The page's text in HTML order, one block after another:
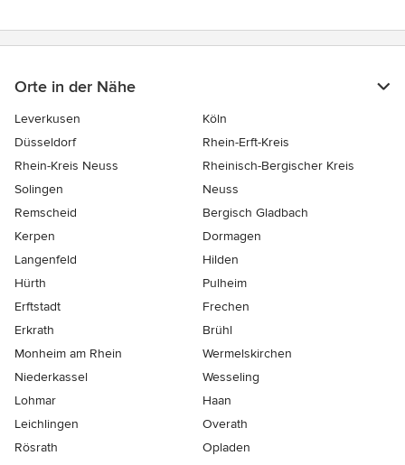
Orte in der Nähe
Leverkusen
Köln
Düsseldorf
Rhein-Erft-Kreis
Rhein-Kreis Neuss
Rheinisch-Bergischer Kreis
Solingen
Neuss
Remscheid
Bergisch Gladbach
Kerpen
Dormagen
Langenfeld
Hilden
Hürth
Pulheim
Erftstadt
Frechen
Erkrath
Brühl
Monheim am Rhein
Wermelskirchen
Niederkassel
Wesseling
Lohmar
Haan
Leichlingen
Overath
Rösrath
Opladen